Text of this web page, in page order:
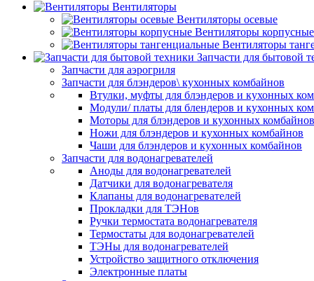
Вентиляторы
Вентиляторы осевые
Вентиляторы корпусные
Вентиляторы
Запчасти для бытовой
Запчасти для аэрогриля
Запчасти для блэндеров\ кухонных комбайнов
Втулки, муфты для блэндеров и кухонных
Модули/ платы для блендеров и кухонных
Моторы для блэндеров и кухонных комбайнов
Ножи для блэндеров и кухонных комбайнов
Чаши для блэндеров и кухонных комбайнов
Запчасти для водонагревателей
Аноды для водонагревателей
Датчики для водонагревателя
Клапаны для водонагревателей
Прокладки для ТЭНов
Ручки термостата водонагревателя
Термостаты для водонагревателей
ТЭНы для водонагревателей
Устройство защитного отключения
Электронные платы